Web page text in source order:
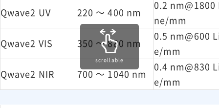
不要)
PC OS
Windows 7、8、10、Vista、XP
動作温度
-15℃ ～ 60℃
保管温度
-25℃ ～ 70℃
寸法
64.0 × 42.0 × 14.5 mm
重量
60g
Qwave2 UV 220 ～ 400 nm
0.2 nm@1800
ne/mm
Qwave2 VIS
350 ～ 880 nm
0.5 nm@600
e/mm
Qwave2 NIR
700 ～ 1040 nm
0.4 nm@830
e/mm
scrollable